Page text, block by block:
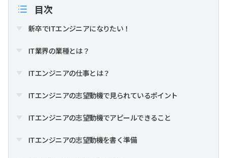
目次
新卒でITエンジニアになりたい！
IT業界の業種とは？
ITエンジニアの仕事とは？
ITエンジニアの志望動機で見られているポイント
ITエンジニアの志望動機でアピールできること
ITエンジニアの志望動機を書く準備